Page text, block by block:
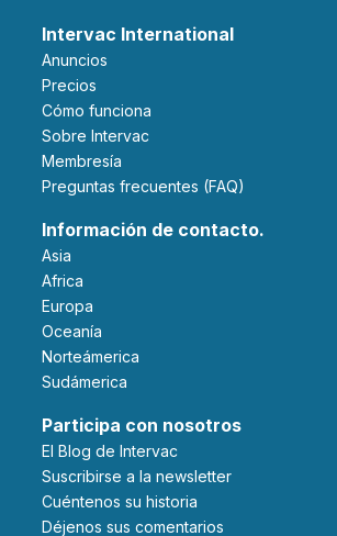
Intervac International
Anuncios
Precios
Cómo funciona
Sobre Intervac
Membresía
Preguntas frecuentes (FAQ)
Información de contacto.
Asia
Africa
Europa
Oceanía
Norteámerica
Sudámerica
Participa con nosotros
El Blog de Intervac
Suscribirse a la newsletter
Cuéntenos su historia
Déjenos sus comentarios